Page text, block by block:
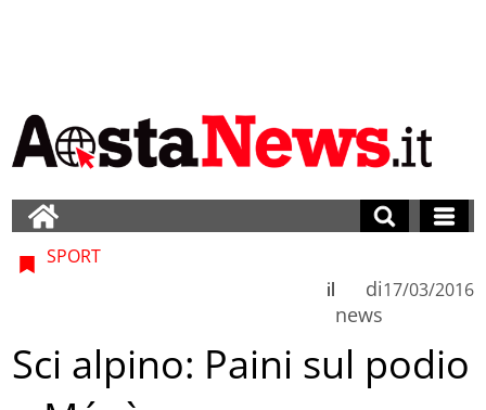
SPORT
di
news
il 17/03/2016
Sci alpino: Paini sul podio